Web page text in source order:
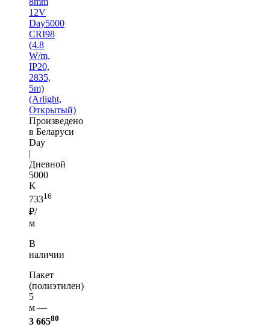
12V
Day5000
CRI98
(4.8
W/m,
IP20,
2835,
5m)
(Arlight,
Открытый)
Произведено
в Беларуси
Day
|
Дневной
5000
K
73316
₽/
м
В
наличии
Пакет
(полиэтилен)
5
м —
3 66580